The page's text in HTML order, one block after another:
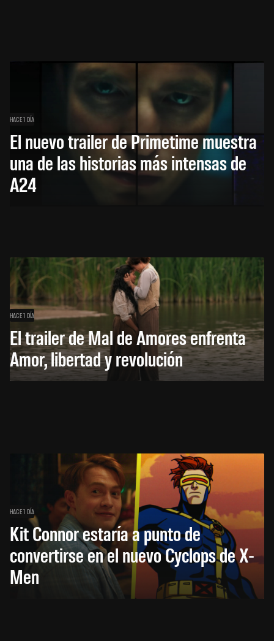
HACE 1 DÍA
El nuevo trailer de Primetime muestra
una de las historias más intensas de
A24
HACE 1 DÍA
El trailer de Mal de Amores enfrenta
Amor, libertad y revolución
HACE 1 DÍA
Kit Connor estaría a punto de
convertirse en el nuevo Cyclops de X-
Men